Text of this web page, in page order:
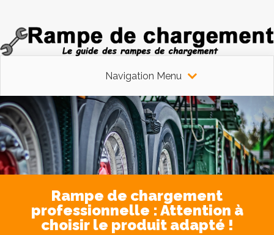
Navigation Menu
Rampe de chargement
professionnelle : Attention à
choisir le produit adapté !